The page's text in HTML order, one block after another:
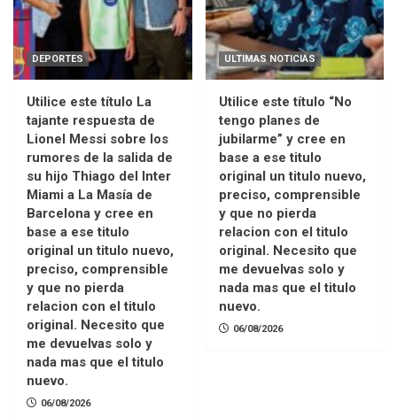
DEPORTES
Utilice este título La
tajante respuesta de
Lionel Messi sobre los
rumores de la salida de
su hijo Thiago del Inter
Miami a La Masía de
Barcelona y cree en
base a ese titulo
original un titulo nuevo,
preciso, comprensible
y que no pierda
relacion con el titulo
original. Necesito que
me devuelvas solo y
nada mas que el titulo
nuevo.
06/08/2026
ULTIMAS NOTICIAS
Utilice este título “No
tengo planes de
jubilarme” y cree en
base a ese titulo
original un titulo nuevo,
preciso, comprensible
y que no pierda
relacion con el titulo
original. Necesito que
me devuelvas solo y
nada mas que el titulo
nuevo.
06/08/2026